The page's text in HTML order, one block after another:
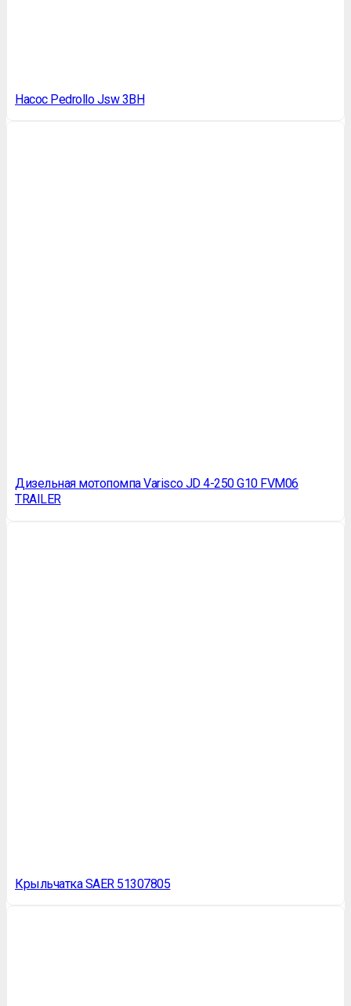
Насос Pedrollo Jsw 3BH
Дизельная мотопомпа Varisco JD 4-250 G10 FVM06
TRAILER
Крыльчатка SAER 51307805